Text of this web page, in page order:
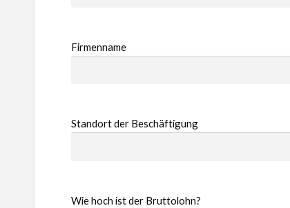
Firmenname
Standort der Beschäftigung
Wie hoch ist der Bruttolohn?